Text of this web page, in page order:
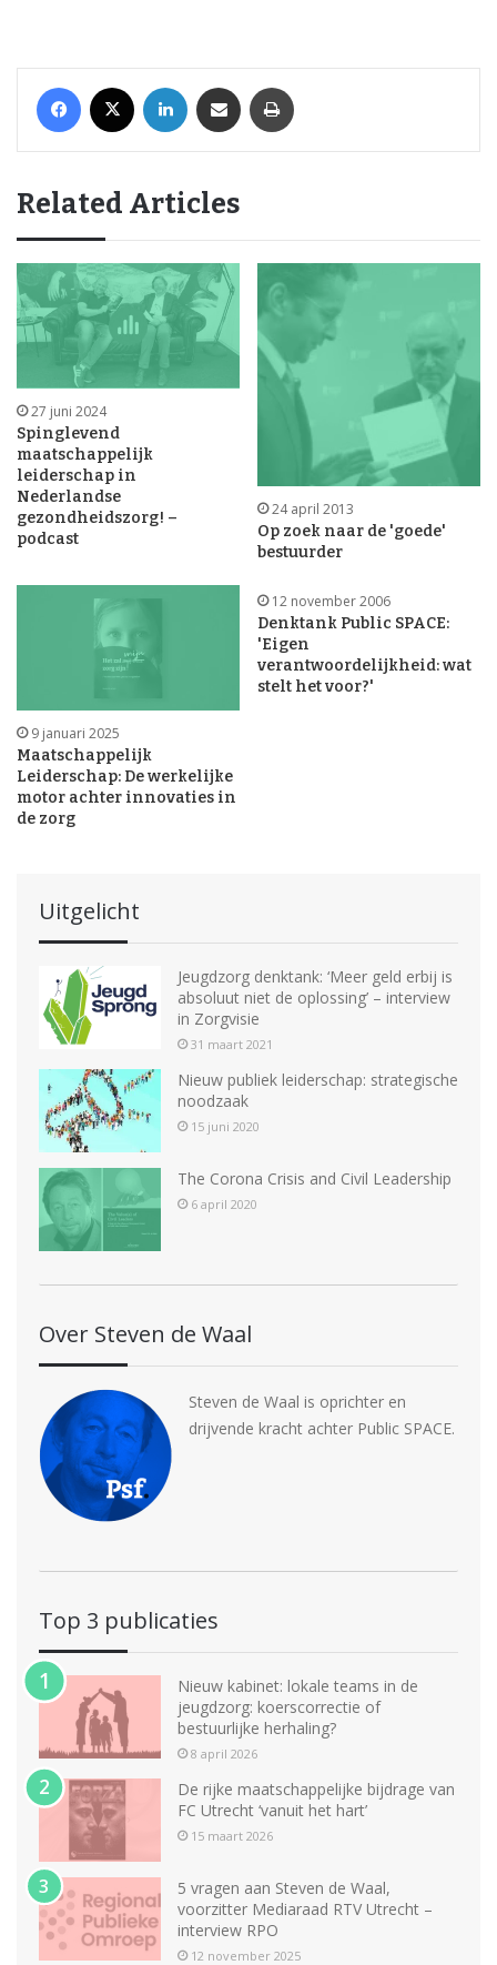
Related Articles
27 juni 2024
Spinglevend
maatschappelijk
leiderschap in
Nederlandse
gezondheidszorg! –
podcast
24 april 2013
Op zoek naar de 'goede'
bestuurder
9 januari 2025
Maatschappelijk
Leiderschap: De werkelijke
motor achter innovaties in
de zorg
12 november 2006
Denktank Public SPACE:
'Eigen
verantwoordelijkheid: wat
stelt het voor?'
Uitgelicht
Jeugdzorg denktank: ‘Meer geld erbij is
absoluut niet de oplossing’ – interview
in Zorgvisie
31 maart 2021
Nieuw publiek leiderschap: strategische
noodzaak
15 juni 2020
The Corona Crisis and Civil Leadership
6 april 2020
Over Steven de Waal
Steven de Waal is oprichter en
drijvende kracht achter Public SPACE.
Top 3 publicaties
Nieuw kabinet: lokale teams in de
jeugdzorg: koerscorrectie of
bestuurlijke herhaling?
8 april 2026
De rijke maatschappelijke bijdrage van
FC Utrecht ‘vanuit het hart’
15 maart 2026
5 vragen aan Steven de Waal,
voorzitter Mediaraad RTV Utrecht –
interview RPO
12 november 2025